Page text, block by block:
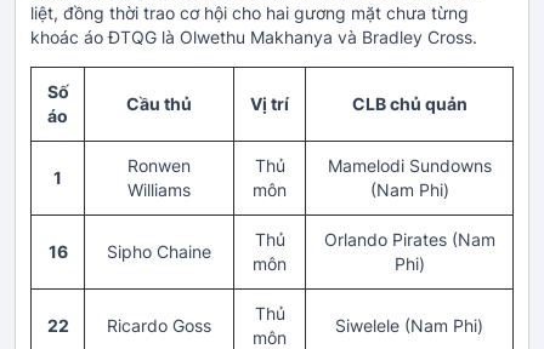
liệt, đồng thời trao cơ hội cho hai gương mặt chưa từng
khoác áo ĐTQG là Olwethu Makhanya và Bradley Cross.
Số
áo
Cầu thủ Vị trí CLB chủ quản
1
Ronwen
Williams
Thủ
môn
Mamelodi Sundowns
(Nam Phi)
16 Sipho Chaine
Thủ
môn
Orlando Pirates (Nam
Phi)
22 Ricardo Goss
Thủ
môn
Siwelele (Nam Phi)